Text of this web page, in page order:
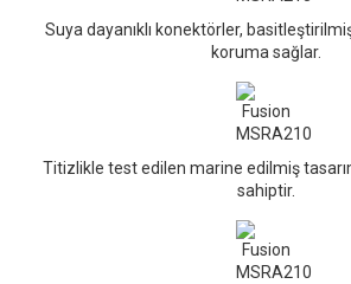
Suya dayanıklı konektörler,
koruma sağlar.
Titizlikle test edilen marine edilmiş
sahiptir.